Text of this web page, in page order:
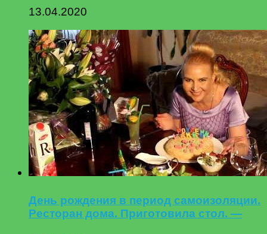
13.04.2020
День рождения в период самоизоляции.
Ресторан дома. Приготовила стол. —